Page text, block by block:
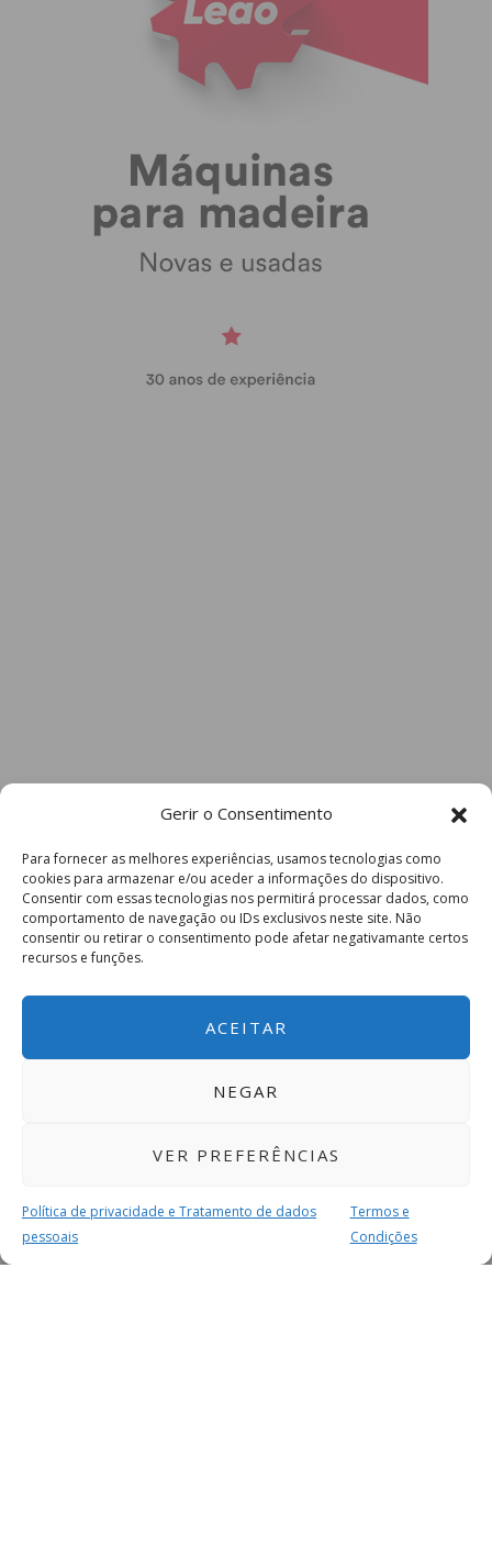
Gerir o Consentimento
Para fornecer as melhores experiências, usamos tecnologias como
cookies para armazenar e/ou aceder a informações do dispositivo.
Consentir com essas tecnologias nos permitirá processar dados, como
comportamento de navegação ou IDs exclusivos neste site. Não
consentir ou retirar o consentimento pode afetar negativamante certos
recursos e funções.
ACEITAR
NEGAR
VER PREFERÊNCIAS
Política de privacidade e Tratamento de dados
pessoais
Termos e
Condições